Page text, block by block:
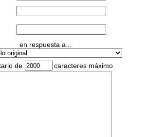
en respuesta a...
de caracteres máximo